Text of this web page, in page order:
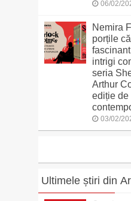
06/02/
Nemira
porțile
intrigi
seria
Arthur
ediție de
03/02/
Ultimele știri din